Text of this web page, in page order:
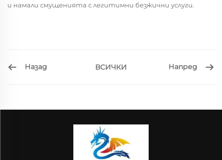
и намали смущенията с легитимни безжични услуги.
Назад ВСИЧКИ Напред